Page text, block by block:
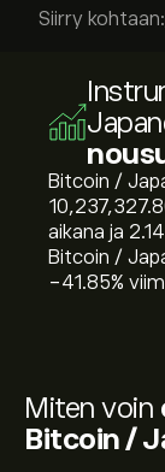
Siirry kohtaan:
Bitcoin /
aikana ja
Bitcoin /
‎-41.85‎%
Miten voin
Bitcoin /